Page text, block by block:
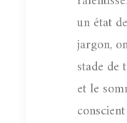
un état
jargon,
stade de
et le